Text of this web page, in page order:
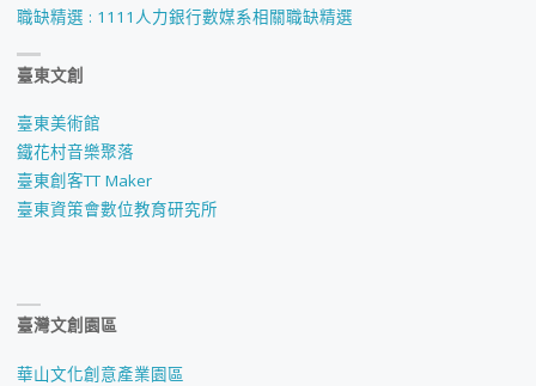
職缺精選 : 1111人力銀行數媒系相關職缺精選
臺東文創
臺東美術館
鐵花村音樂聚落
臺東創客TT Maker
臺東資策會數位教育研究所
臺灣文創園區
華山文化創意產業園區